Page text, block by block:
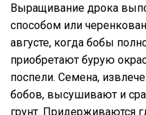
Выращивание дрока
способом или
августе, когда бобы
приобретают бурую
поспели. Семена,
бобов, высушивают и
грунт. Придерживаются